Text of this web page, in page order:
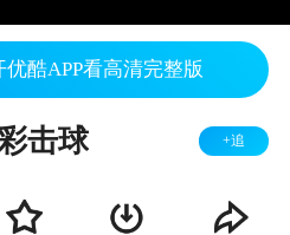
酷APP看高清完整版
击球 +追